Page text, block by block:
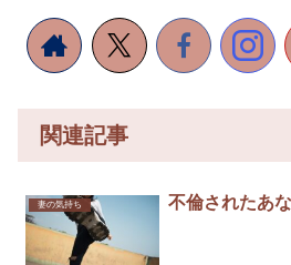
関連記事
妻の気持ち 不倫されたあ